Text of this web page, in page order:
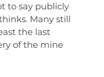
to say publicly
Many still
the last
of the mine